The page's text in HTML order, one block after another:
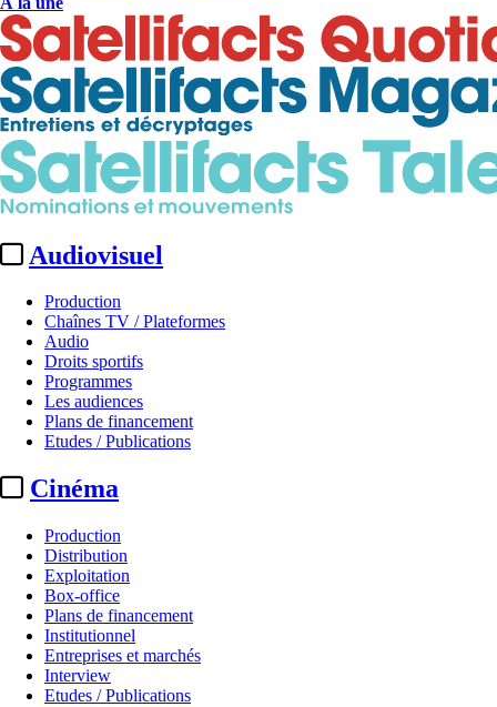
Audiovisuel
Production
Chaînes TV / Plateformes
Audio
Droits sportifs
Programmes
Les audiences
Plans de financement
Etudes / Publications
Cinéma
Production
Distribution
Exploitation
Box-office
Plans de financement
Institutionnel
Entreprises et marchés
Interview
Etudes / Publications